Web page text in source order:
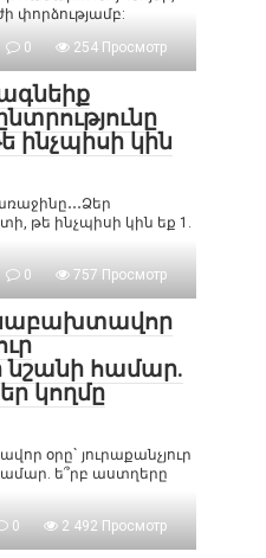
փորձությամբ:
0 254 Просмотр
ինչպիսի կին
թե ինչպիսի կին եք 1.
0 757 Просмотр
համար.
կողմը
օրը` յուրաքանչյուր
ե՞րբ աստղերը
0 2 492 Просмотр